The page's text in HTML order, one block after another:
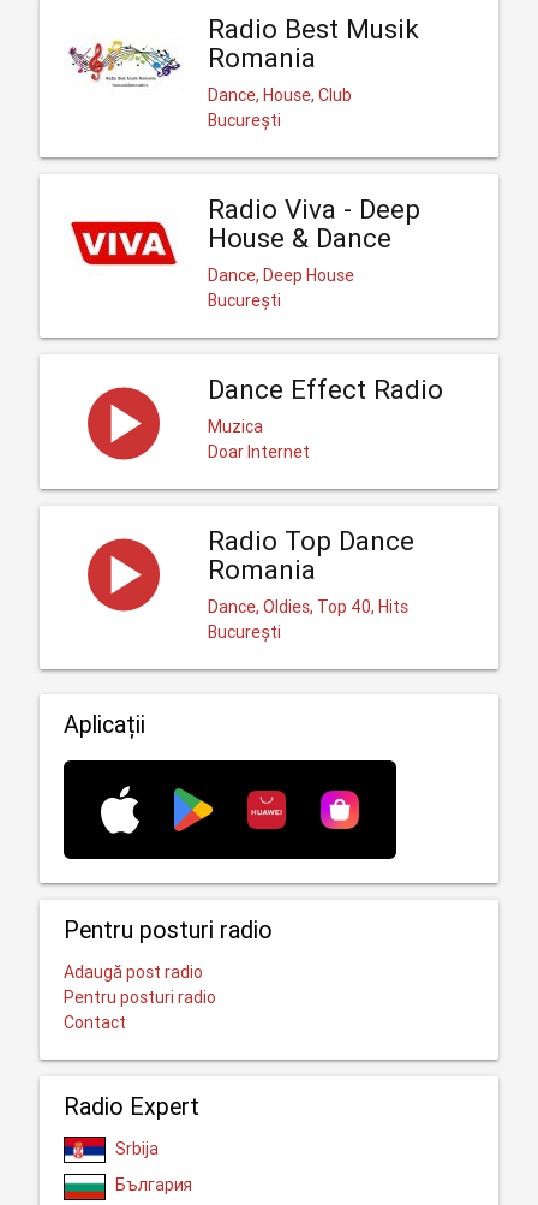
Radio Best Musik
Romania
Dance, House, Club
București
Radio Viva - Deep
House & Dance
Dance, Deep House
București
Dance Effect Radio
Muzica
Doar Internet
Radio Top Dance
Romania
Dance, Oldies, Top 40, Hits
București
Aplicații
Pentru posturi radio
Adaugă post radio
Pentru posturi radio
Contact
Radio Expert
Srbija
България